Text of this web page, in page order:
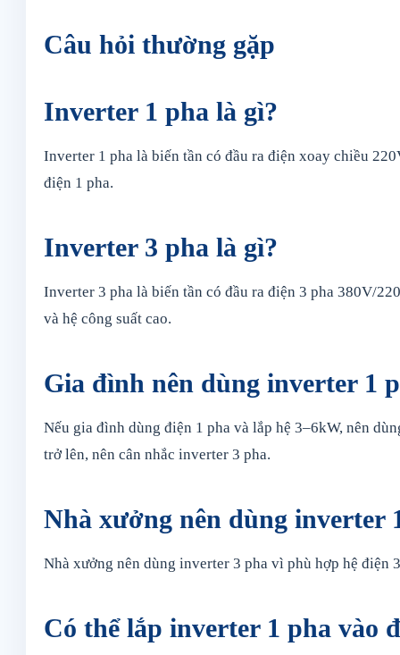
Câu hỏi thường gặp
Inverter 1 pha là gì?
Inverter 1 pha là biến tần có đầu ra điện xoay chiều
điện 1 pha.
Inverter 3 pha là gì?
Inverter 3 pha là biến tần có đầu ra điện 3 pha 380V/
và hệ công suất cao.
Gia đình nên dùng inverter 1
Nếu gia đình dùng điện 1 pha và lắp hệ 3–6kW, nên
trở lên, nên cân nhắc inverter 3 pha.
Nhà xưởng nên dùng inverter
Nhà xưởng nên dùng inverter 3 pha vì phù hợp hệ điện
Có thể lắp inverter 1 pha vào